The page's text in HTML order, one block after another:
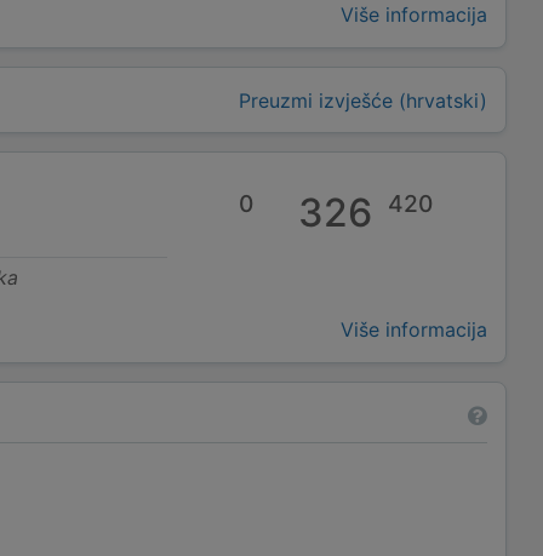
Više informacija
Preuzmi izvješće (hrvatski)
0 326 420
Više informacija